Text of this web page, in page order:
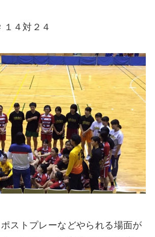
４対２４
ストプレーなどやられる場面が